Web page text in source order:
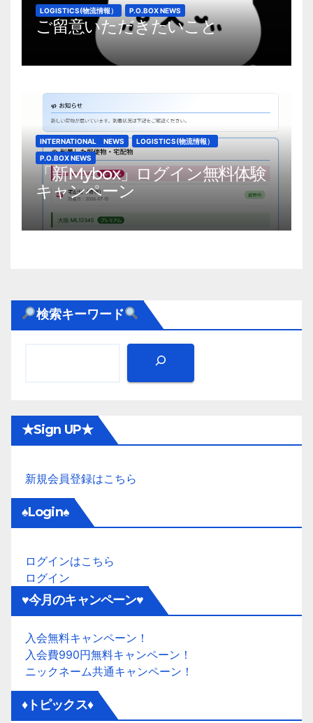
LOGISTICS(物流情報） P.O.BOX NEWS
ご留意いただきたいこと
INTERNATIONAL NEWS
LOGISTICS(物流情報）
P.O.BOX NEWS
「新Mybox」ログイン無料体験
キャンペーン
検索キーワード
★Sign UP★
新規会員登録はこちら
♠Login♠
ログインはこちら
ログイン
♥今月のキャンペーン♥
入会無料キャンペーン！
入会費990円無料キャンペーン！
ニックネーム共通キャンペーン！
♦トピックス♦